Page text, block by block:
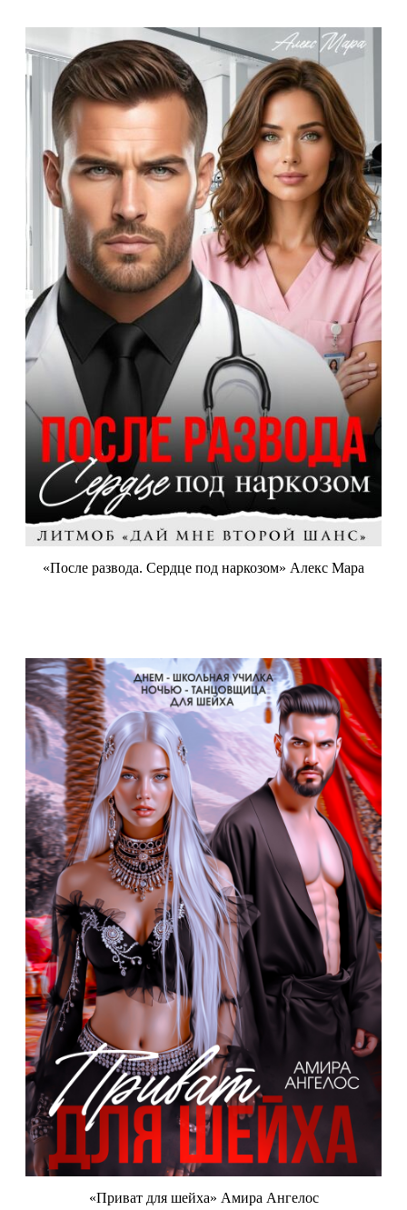
«После развода. Сердце под наркозом» Алекс Мара
«Приват для шейха» Амира Ангелос